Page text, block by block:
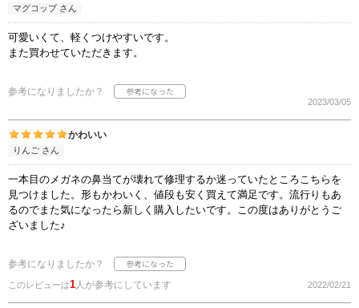
マグコップ さん
可愛いくて、軽くつけやすいです。
また買わせていただきます。
参考になりましたか？
2023/03/05
かわいい
りんご さん
一本目のメガネの鼻当てが壊れて修理するか迷っていたところこちらを
見つけました。形もかわいく、値段も安く買えて満足です。流行りもあ
るのでまた気になったら新しく購入したいです。この度はありがとうご
ざいました♪
参考になりましたか？
このレビューは1人が参考にしています 2022/02/21